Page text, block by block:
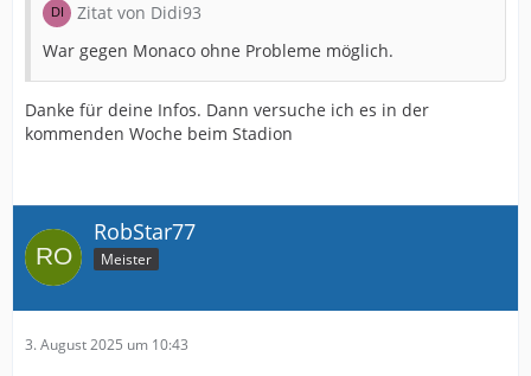
Zitat von Didi93
War gegen Monaco ohne Probleme möglich.
Danke für deine Infos. Dann versuche ich es in der
kommenden Woche beim Stadion
RobStar77
Meister
3. August 2025 um 10:43